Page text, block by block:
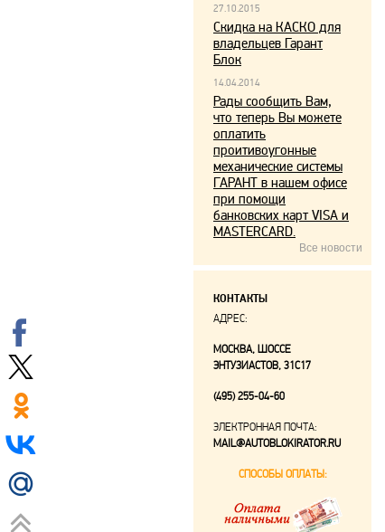
27.10.2015
Скидка на КАСКО для
владельцев Гарант
Блок
14.04.2014
Рады сообщить Вам,
что теперь Вы можете
оплатить
проитивоугонные
механические системы
ГАРАНТ в нашем офисе
при помощи
банковских карт VISA и
MASTERCARD.
Все новости
КОНТАКТЫ
АДРЕС:
МОСКВА, ШОССЕ
ЭНТУЗИАСТОВ, 31С17
(495) 255-04-60
ЭЛЕКТРОННАЯ ПОЧТА:
MAIL@AUTOBLOKIRATOR.RU
СПОСОБЫ ОПЛАТЫ: